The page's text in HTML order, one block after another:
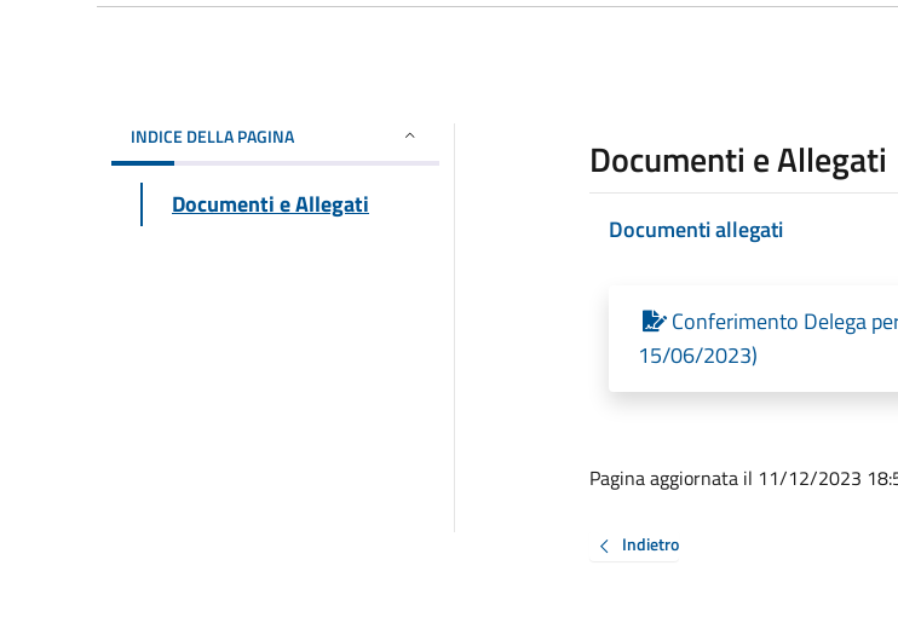
INDICE DELLA PAGINA
Documenti e Allegati
Documenti e Allegati
Documenti allegati
Conferimento Delega
15/06/2023)
Pagina aggiornata il 11/12/2023
Indietro